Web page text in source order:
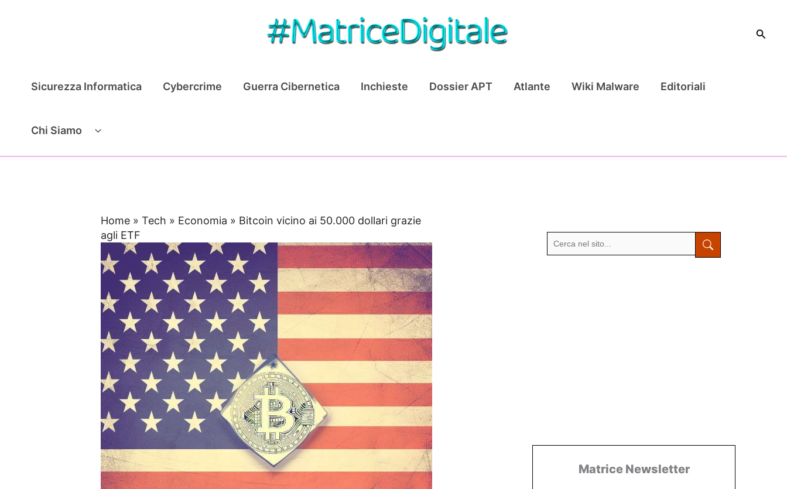
Cerca
Sicurezza Informatica Cybercrime Guerra Cibernetica Inchieste Dossier APT Atlante Wiki Malware Editoriali
Chi Siamo
Home »Tech » Economia » Bitcoin vicino ai 50.000 dollari grazie
agli ETF
Matrice Newsletter